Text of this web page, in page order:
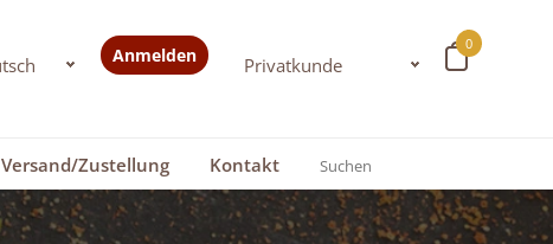
0
Anmelden
Versand/Zustellung Kontakt